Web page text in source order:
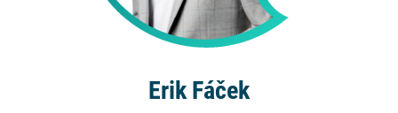
Erik Fáček